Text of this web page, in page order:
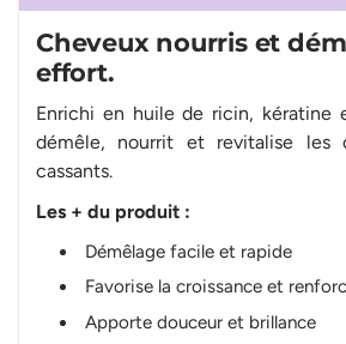
Cheveux nourris et
effort.
Enrichi en huile de ricin, kératine
démêle, nourrit et revitalise les
cassants.
Les + du produit :
Démêlage facile et rapide
Favorise la croissance et
Apporte douceur et brillance